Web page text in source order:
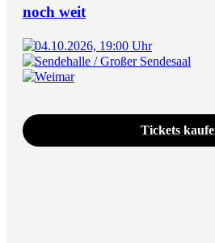
noch weit
04.10.2026, 19:00 Uhr
Sendehalle / Großer Sendesaal
Weimar
Tickets